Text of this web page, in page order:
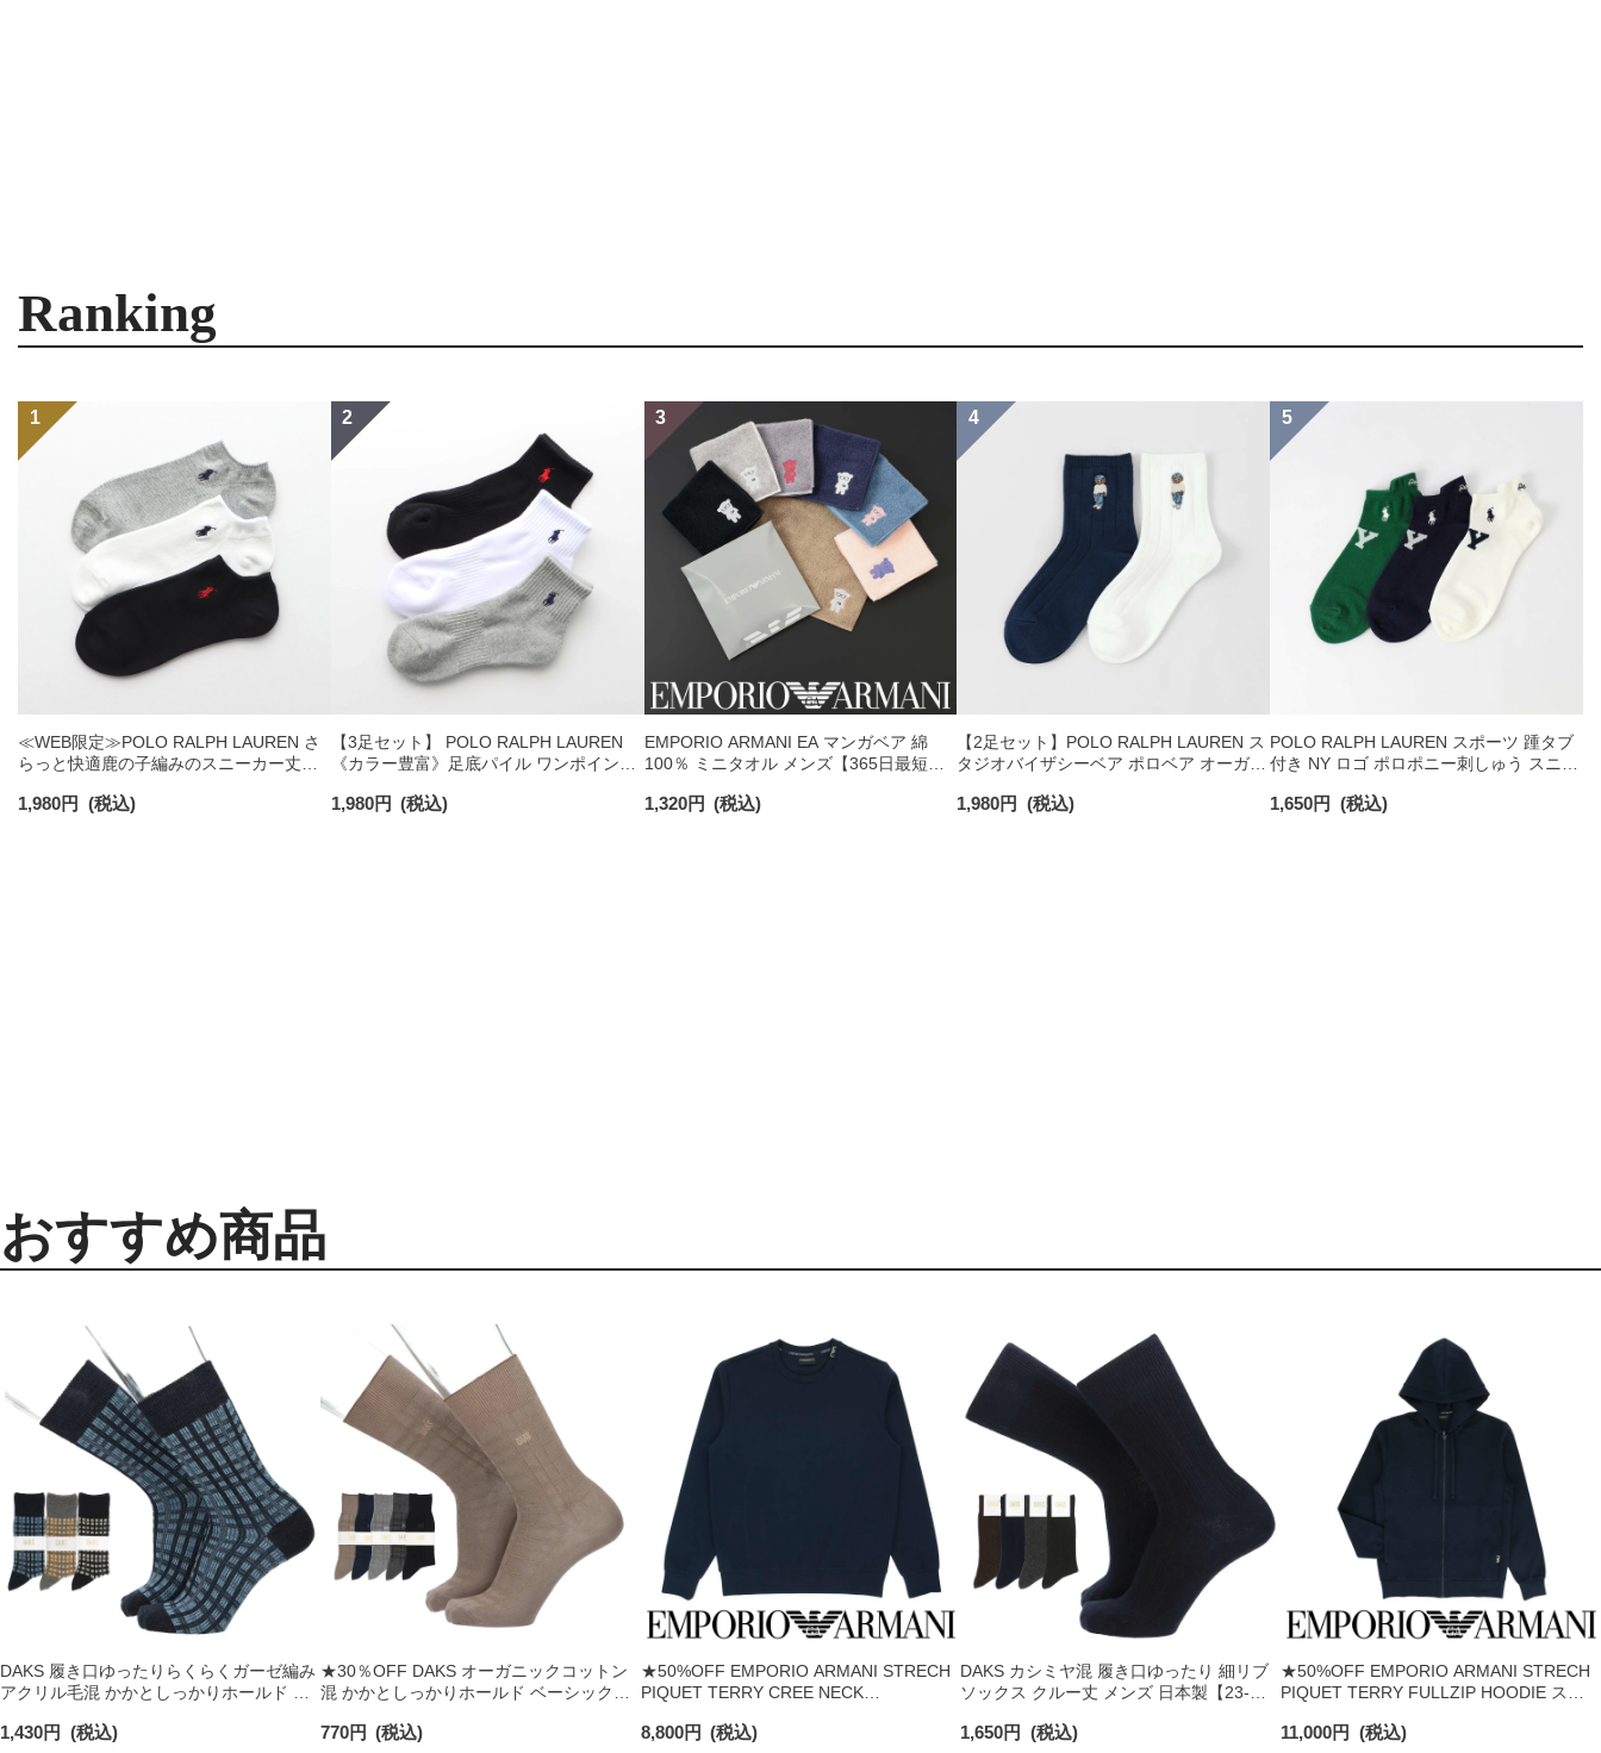
Ranking
≪WEB限定≫POLO RALPH LAUREN さ
らっと快適鹿の子編みのスニーカー丈ソ
ズ レディース 92022800
1,980円 (税込)
【3足セット】 POLO RALPH LAUREN
《カラー豊富》足底パイル ワンポイント
ンズ 92009604
1,980円 (税込)
EMPORIO ARMANI EA マンガベア 綿
100％ ミニタオル メンズ【365日最短翌
1,320円 (税込)
【2足セット】POLO RALPH LAUREN ス
タジオバイザシーベア ポロベア オーガニ
ンズ レディース 92009650
1,980円 (税込)
POLO RALPH LAUREN スポーツ 踵タブ
付き NY ロゴ ポロポニー刺しゅう スニー
ソックス 02022328
1,650円 (税込)
おすすめ商品
DAKS 履き口ゆったりらくらくガーゼ編み
アクリル毛混 かかとしっかりホールド 格
ル ソックス 02515744
1,430円 (税込)
★30％OFF DAKS オーガニックコットン
混 かかとしっかりホールド ベーシックチ
ル ソックス 02512668
770円 (税込)
★50%OFF EMPORIO ARMANI STRECH
PIQUET TERRY CREE NECK
ウェットトレーナー ラウンジウェア EUサ
8,800円 (税込)
DAKS カシミヤ混 履き口ゆったり 細リブ
ソックス クルー丈 メンズ 日本製【23-
1,650円 (税込)
★50%OFF EMPORIO ARMANI STRECH
PIQUET TERRY FULLZIP HOODIE スト
ェア EUサイズ メンズ 54095743
11,000円 (税込)